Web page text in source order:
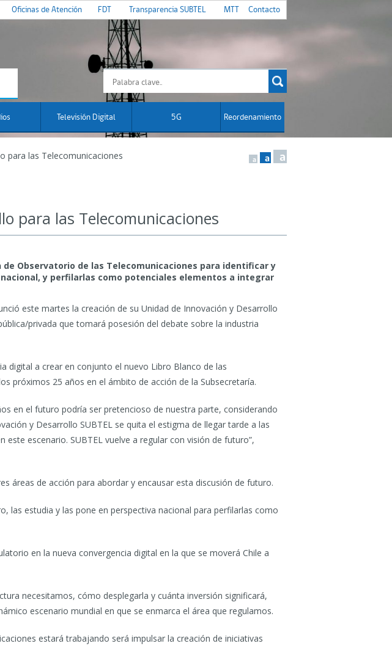
Oficinas de Atención FDT Transparencia SUBTEL MTT Contacto
Televisión Digital 5G Reordenamiento
para las Telecomunicaciones a a a
para las Telecomunicaciones
Observatorio de las Telecomunicaciones para identificar y
y perfilarlas como potenciales elementos a integrar
este martes la creación de su Unidad de Innovación y Desarrollo
privada que tomará posesión del debate sobre la industria
digital a crear en conjunto el nuevo Libro Blanco de las
próximos 25 años en el ámbito de acción de la Subsecretaría.
en el futuro podría ser pretencioso de nuestra parte, considerando
y Desarrollo SUBTEL se quita el estigma de llegar tarde a las
escenario. SUBTEL vuelve a regular con visión de futuro”,
áreas de acción para abordar y encausar esta discusión de futuro.
las estudia y las pone en perspectiva nacional para perfilarlas como
en la nueva convergencia digital en la que se moverá Chile a
necesitamos, cómo desplegarla y cuánta inversión significará,
escenario mundial en que se enmarca el área que regulamos.
estará trabajando será impulsar la creación de iniciativas